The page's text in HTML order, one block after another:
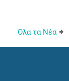
Όλα τα Νέα